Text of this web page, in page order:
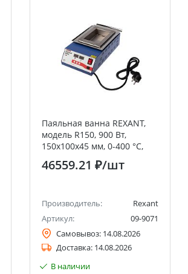
Паяльная ванна REXANT,
модель R150, 900 Вт,
150х100х45 мм, 0-400 °C,
46559.21 ₽/шт
Производитель:
Rexant
Артикул:
09-9071
Самовывоз: 14.08.2026
Доставка: 14.08.2026
В наличии